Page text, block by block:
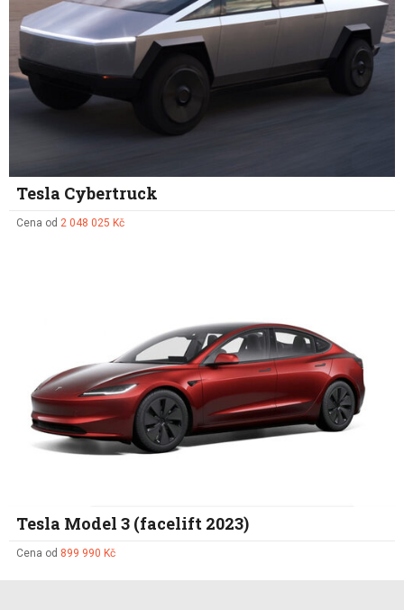
Tesla Cybertruck
Cena od 2 048 025 Kč
Tesla Model 3 (facelift 2023)
Cena od 899 990 Kč